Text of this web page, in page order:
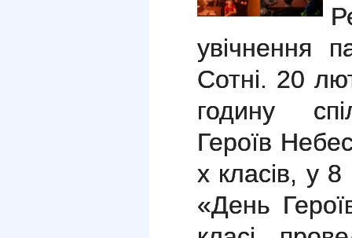
увічнення
Сотні. 20
годину
Героїв
х класів, у 8
«День